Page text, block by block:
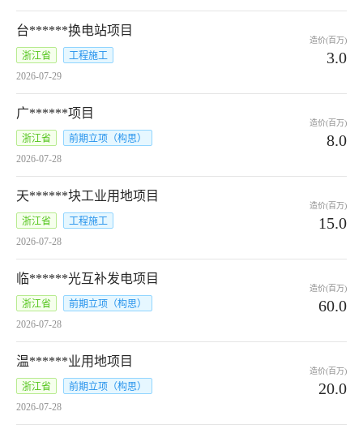
台******换电站项目
浙江省
工程施工
2026-07-29
造价(百万)
3.0
广******项目
浙江省
前期立项（构思）
2026-07-28
造价(百万)
8.0
天******块工业用地项目
浙江省
工程施工
2026-07-28
造价(百万)
15.0
临******光互补发电项目
浙江省
前期立项（构思）
2026-07-28
造价(百万)
60.0
温******业用地项目
浙江省
前期立项（构思）
2026-07-28
造价(百万)
20.0